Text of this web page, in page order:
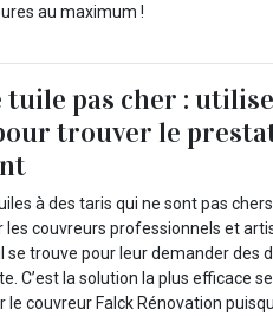
au maximum !
tuile pas cher :
trouver le
à des taris qui ne sont pas
couvreurs professionnels et
se trouve pour leur demander des
C’est la solution la plus efficace
couvreur Falck Rénovation